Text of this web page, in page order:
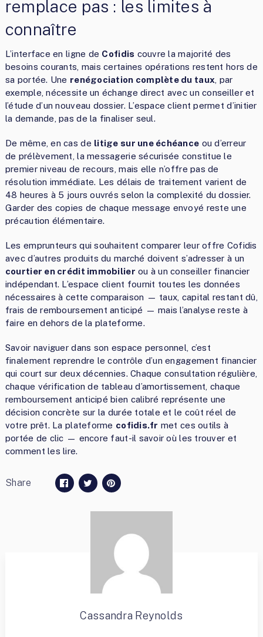
remplace pas : les limites à
connaître
L’interface en ligne de Cofidis couvre la majorité des
besoins courants, mais certaines opérations restent hors de
sa portée. Une renégociation complète du taux , par
exemple, nécessite un échange direct avec un conseiller et
l’étude d’un nouveau dossier. L’espace client permet d’initier
la demande, pas de la finaliser seul.
De même, en cas de litige sur une échéance ou d’erreur
de prélèvement, la messagerie sécurisée constitue le
premier niveau de recours, mais elle n’offre pas de
résolution immédiate. Les délais de traitement varient de
48 heures à 5 jours ouvrés selon la complexité du dossier.
Garder des copies de chaque message envoyé reste une
précaution élémentaire.
Les emprunteurs qui souhaitent comparer leur offre Cofidis
avec d’autres produits du marché doivent s’adresser à un
courtier en crédit immobilier ou à un conseiller financier
indépendant. L’espace client fournit toutes les données
nécessaires à cette comparaison — taux, capital restant dû,
frais de remboursement anticipé — mais l’analyse reste à
faire en dehors de la plateforme.
Savoir naviguer dans son espace personnel, c’est
finalement reprendre le contrôle d’un engagement financier
qui court sur deux décennies. Chaque consultation régulière,
chaque vérification de tableau d’amortissement, chaque
remboursement anticipé bien calibré représente une
décision concrète sur la durée totale et le coût réel de
votre prêt. La plateforme cofidis.fr met ces outils à
portée de clic — encore faut-il savoir où les trouver et
comment les lire.
Share
Cassandra Reynolds